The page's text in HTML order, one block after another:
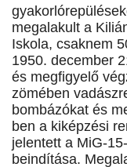
megalakult a
Iskola, csaknem
1950. december
és megfigyelő
zömében
bombázókat és
ben a kiképzési
jelentett a MiG-
beindítása.